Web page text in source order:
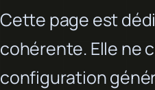
Cette page est
cohérente. Elle ne
configuration